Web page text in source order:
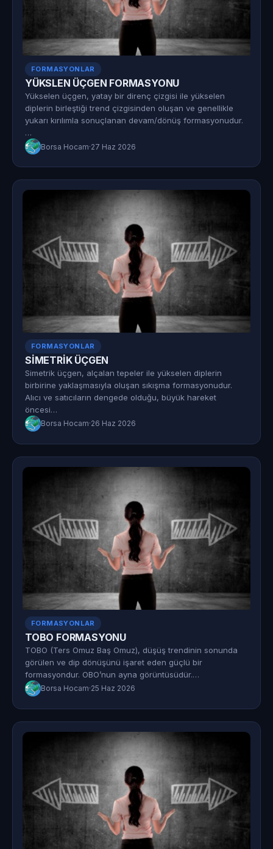
FORMASYONLAR
YÜKSLEN ÜÇGEN FORMASYONU
Yükselen üçgen, yatay bir direnç çizgisi ile yükselen
diplerin birleştiği trend çizgisinden oluşan ve genellikle
yukarı kırılımla sonuçlanan devam/dönüş formasyonudur.
…
Borsa Hocam·27 Haz 2026
FORMASYONLAR
SİMETRİK ÜÇGEN
Simetrik üçgen, alçalan tepeler ile yükselen diplerin
birbirine yaklaşmasıyla oluşan sıkışma formasyonudur.
Alıcı ve satıcıların dengede olduğu, büyük hareket
öncesi…
Borsa Hocam·26 Haz 2026
FORMASYONLAR
TOBO FORMASYONU
TOBO (Ters Omuz Baş Omuz), düşüş trendinin sonunda
görülen ve dip dönüşünü işaret eden güçlü bir
formasyondur. OBO’nun ayna görüntüsüdür.…
Borsa Hocam·25 Haz 2026